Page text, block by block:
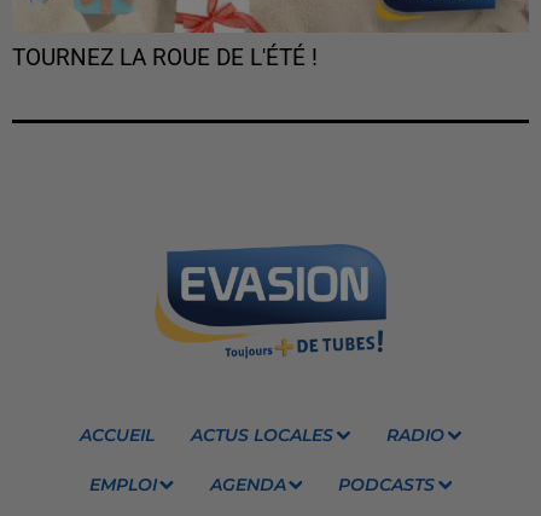
TOURNEZ LA ROUE DE L'ÉTÉ !
ACCUEIL ACTUS LOCALES RADIO
EMPLOI AGENDA PODCASTS